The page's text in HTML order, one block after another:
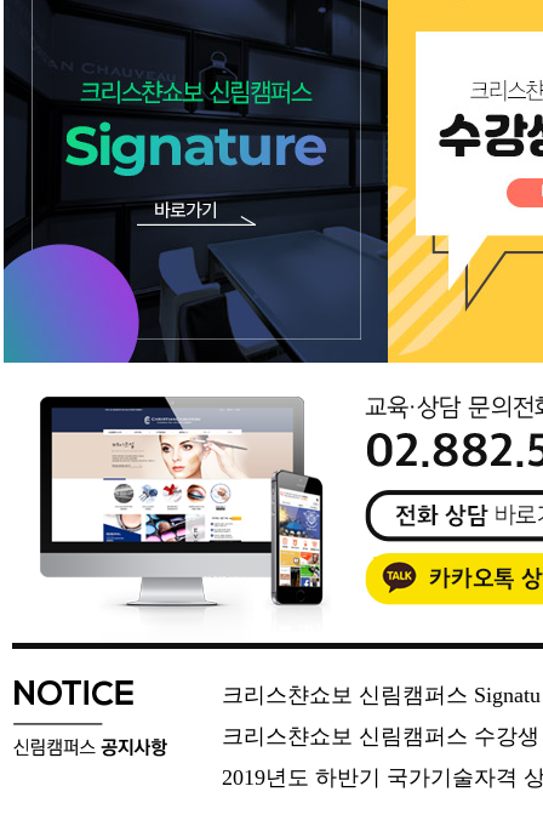
크리스챤쇼보 신림캠퍼스
크리스챤쇼보 신림캠퍼스 수강
2019년도 하반기 국가기술자격